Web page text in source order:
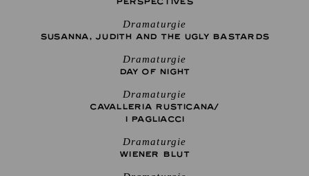
Dramaturgie
SUSANNA, JUDITH AND THE UGLY BASTARDS
Dramaturgie
DAY OF NIGHT
Dramaturgie
CAVALLERIA RUSTICANA/
I PAGLIACCI
Dramaturgie
WIENER BLUT